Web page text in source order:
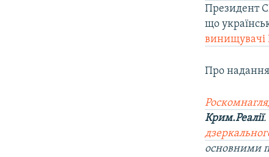
Президент
що
винищувачі
Про надання
Крим.Реалії.
основними